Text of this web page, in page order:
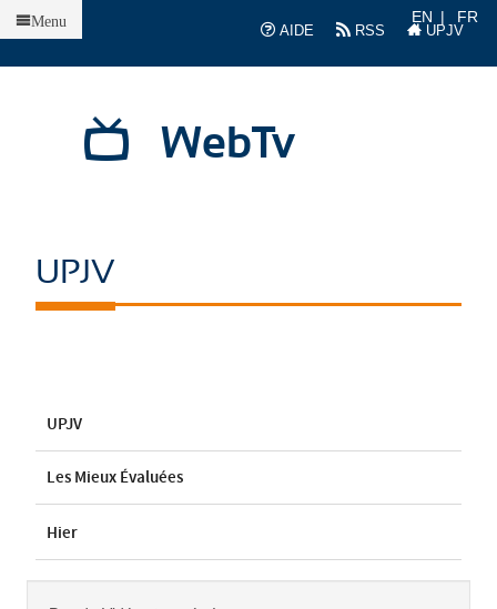
AIDE
RSS UPJV
EN FR
WebTv
Menu
UPJV
UPJV
Les Mieux Évaluées
Hier